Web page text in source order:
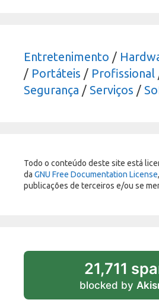
Entretenimento /
/ Portáteis / Profissional
Segurança / Serviços /
Todo o conteúdo deste site está
da GNU Free Documentation License
publicações de terceiros e/ou se
21,711
blocked by